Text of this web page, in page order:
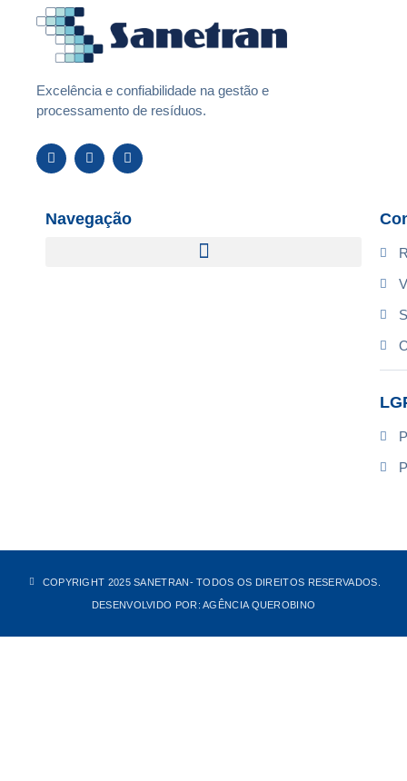
Excelência e confiabilidade na gestão e
processamento de resíduos.
Navegação
COPYRIGHT 2025 SANETRAN- TODOS OS DIREITOS RESERVADOS.
DESENVOLVIDO POR: AGÊNCIA QUEROBINO